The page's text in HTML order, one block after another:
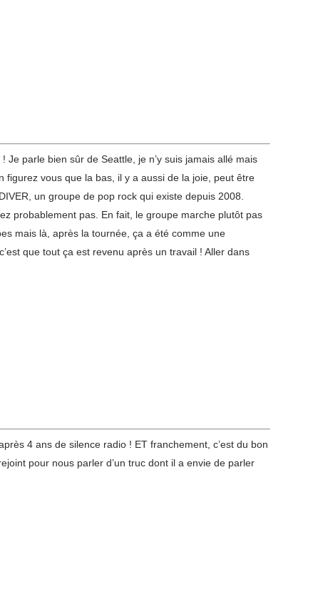
parle bien sûr de Seattle, je n’y suis jamais allé mais
figurez vous que la bas, il y a aussi de la joie, peut être
un groupe de pop rock qui existe depuis 2008.
probablement pas. En fait, le groupe marche plutôt pas
mais là, après la tournée, ça a été comme une
que tout ça est revenu après un travail ! Aller dans
4 ans de silence radio ! ET franchement, c’est du bon
pour nous parler d’un truc dont il a envie de parler